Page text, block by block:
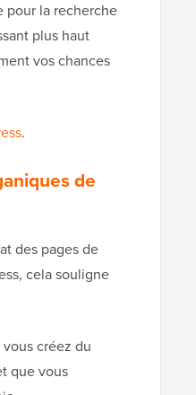
pour la recherche
plus haut
vos chances
.
de
des pages de
cela souligne
créez du
que vous